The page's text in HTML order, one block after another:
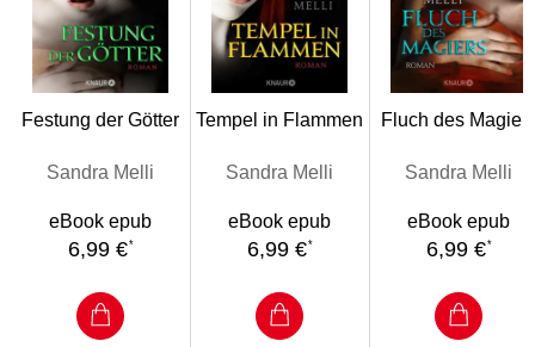
Festung der Götter
Sandra Melli
eBook epub
6,99 €*
Tempel in Flammen
Sandra Melli
eBook epub
6,99 €*
Fluch des
Sandra Melli
eBook epub
6,99 €*